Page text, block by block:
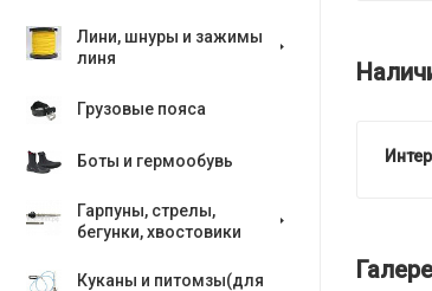
Лини, шнуры и зажимы
линя
Грузовые пояса
Боты и гермообувь
Гарпуны, стрелы,
бегунки, хвостовики
Куканы и питомзы(для